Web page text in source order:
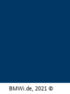
BMWi.de, 2021 ©